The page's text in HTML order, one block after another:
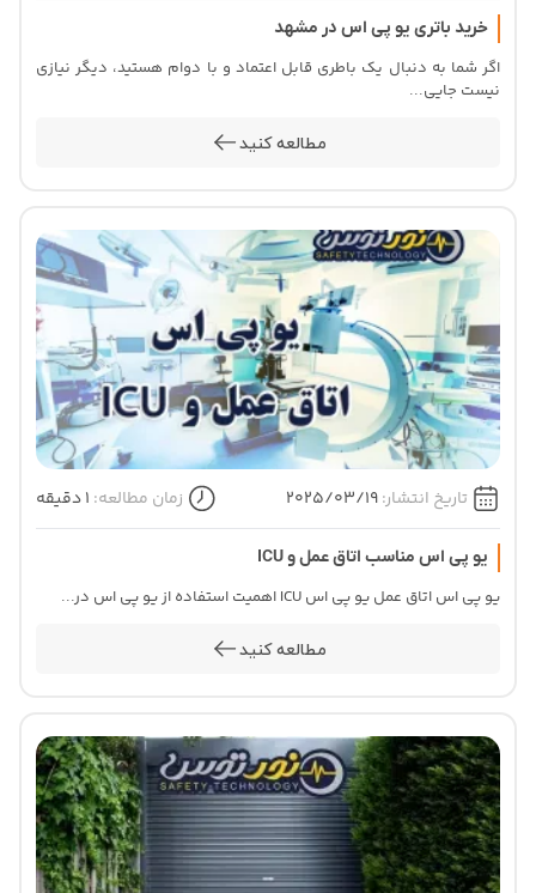
خرید باتری یو پی اس در مشهد
اگر شما به دنبال یک باطری قابل اعتماد و با دوام هستید، دیگر نیازی
نیست جایی...
مطالعه کنید
تاریخ انتشار:2025/03/19 زمان مطالعه: 1 دقیقه
یو پی اس مناسب اتاق عمل و ICU
یو پی اس اتاق عمل یو پی اس ICU اهمیت استفاده از یو پی اس در...
مطالعه کنید